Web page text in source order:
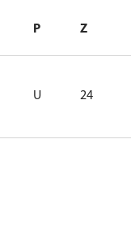
P Z
U 24